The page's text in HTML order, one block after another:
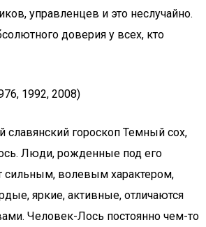
управленцев и это неслучайно.
доверия у всех, кто
1992, 2008)
славянский гороскоп Темный сох,
Люди, рожденные под его
сильным, волевым характером,
яркие, активные, отличаются
Человек-Лось постоянно чем-то